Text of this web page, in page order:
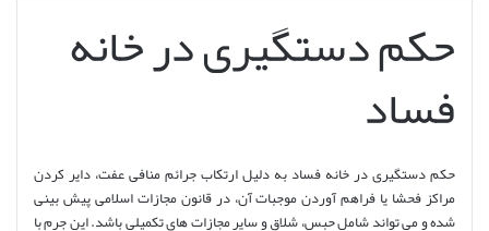
حکم دستگیری در خانه
فساد
حکم دستگیری در خانه فساد به دلیل ارتکاب جرائم منافی عفت، دایر کردن
مراکز فحشا یا فراهم آوردن موجبات آن، در قانون مجازات اسلامی پیش بینی
شده و می تواند شامل حبس، شلاق و سایر مجازات های تکمیلی باشد. این جرم با